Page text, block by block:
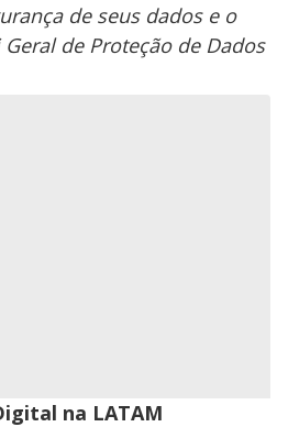
de seus dados e o
de Proteção de Dados
na LATAM